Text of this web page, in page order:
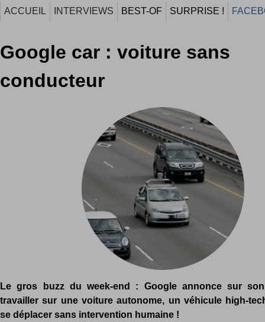
ACCUEIL INTERVIEWS BEST-OF SURPRISE !
Google car : voiture sans
conducteur
Le gros buzz du week-end : Google annonce sur
travailler sur une voiture autonome, un véhicule high-
se déplacer sans intervention humaine !